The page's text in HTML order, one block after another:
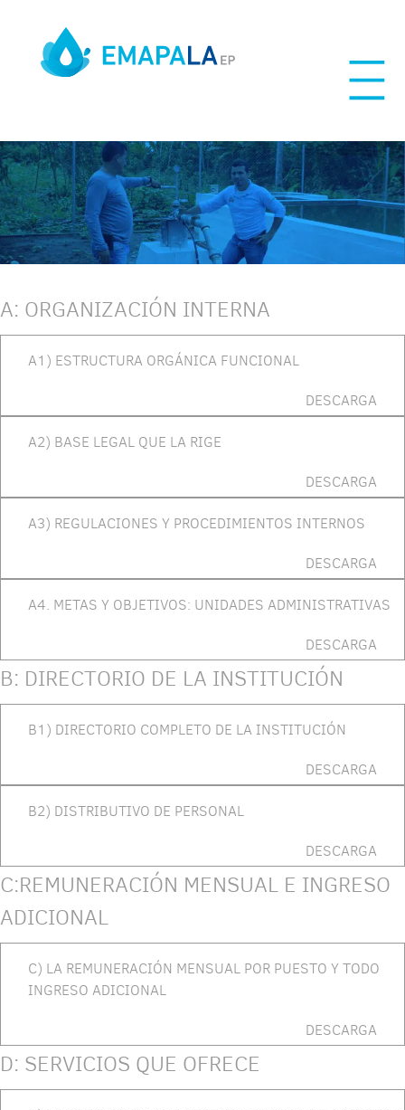
A: ORGANIZACIÓN INTERNA
A1) ESTRUCTURA ORGÁNICA FUNCIONAL
DESCARGA
A2) BASE LEGAL QUE LA RIGE
DESCARGA
A3) REGULACIONES Y PROCEDIMIENTOS INTERNOS
DESCARGA
A4. METAS Y OBJETIVOS: UNIDADES ADMINISTRATIVAS
DESCARGA
B: DIRECTORIO DE LA INSTITUCIÓN
B1) DIRECTORIO COMPLETO DE LA INSTITUCIÓN
DESCARGA
B2) DISTRIBUTIVO DE PERSONAL
DESCARGA
C:REMUNERACIÓN MENSUAL E INGRESO
ADICIONAL
C) LA REMUNERACIÓN MENSUAL POR PUESTO Y TODO
INGRESO ADICIONAL
DESCARGA
D: SERVICIOS QUE OFRECE